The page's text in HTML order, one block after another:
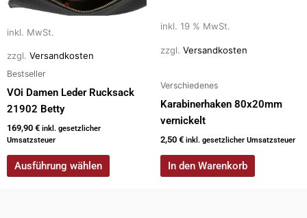
inkl. MwSt.
zzgl. Versandkosten
Bestseller
VOi Damen Leder Rucksack
21902 Betty
169,90 € inkl. gesetzlicher
Umsatzsteuer
Ausführung wählen
können
auf
Produktseite
gewählt
werden
inkl. 19 % MwSt.
zzgl. Versandkosten
Verschiedenes
Karabinerhaken 80x20mm
vernickelt
2,50 € inkl. gesetzlicher Umsatzsteuer
In den Warenkorb